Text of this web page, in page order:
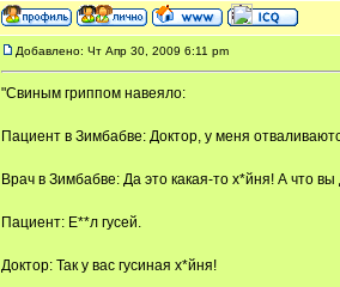
Добавлено: Чт Апр 30, 2009 6:11 pm
"Свиным гриппом навеяло:
Пациент в Зимбабве: Доктор, у меня
Врач в Зимбабве: Да это какая-то х*йня! А что
Пациент: Е**л гусей.
Доктор: Так у вас гусиная х*йня!